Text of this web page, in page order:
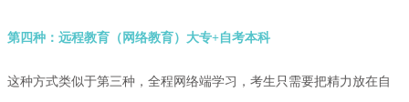
第四种：远程教育（网络教育）大专+自考本科
这种方式类似于第三种，全程网络端学习，考生只需要把精力放在自